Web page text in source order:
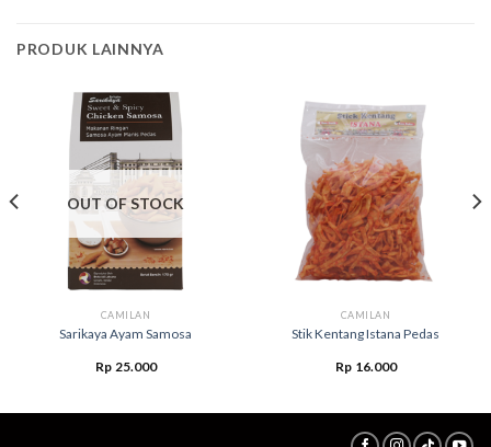
PRODUK LAINNYA
OUT OF STOCK
CAMILAN
Sarikaya Ayam Samosa
Rp 25.000
CAMILAN
Stik Kentang Istana Pedas
Rp 16.000